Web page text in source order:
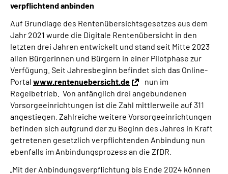
verpflichtend anbinden
Auf Grundlage des Rentenübersichtsgesetzes aus dem
Jahr 2021 wurde die Digitale Rentenübersicht in den
letzten drei Jahren entwickelt und stand seit Mitte 2023
allen Bürgerinnen und Bürgern in einer Pilotphase zur
Verfügung. Seit Jahresbeginn befindet sich das Online-
Portal www.rentenuebersicht.de
nun im
Regelbetrieb. Von anfänglich drei angebundenen
Vorsorgeeinrichtungen ist die Zahl mittlerweile auf 311
angestiegen. Zahlreiche weitere Vorsorgeeinrichtungen
befinden sich aufgrund der zu Beginn des Jahres in Kraft
getretenen gesetzlich verpflichtenden Anbindung nun
ebenfalls im Anbindungsprozess an die ZfDR
„Mit der Anbindungsverpflichtung bis Ende 2024 können